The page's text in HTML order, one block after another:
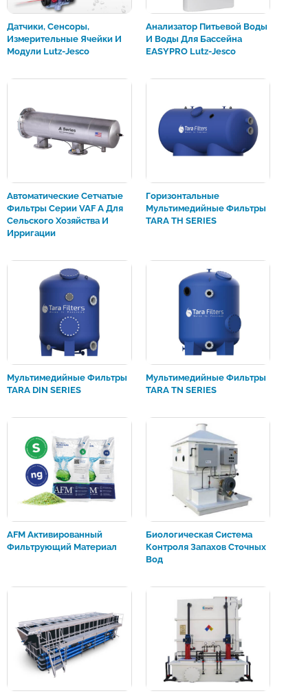
Датчики, Сенсоры,
Измерительные Ячейки И
Модули Lutz-Jesco
Анализатор Питьевой Воды
И Воды Для Бассейна
EASYPRO Lutz-Jesco
Автоматические Сетчатые
Фильтры Серии VAF A Для
Сельского Хозяйства И
Ирригации
Горизонтальные
Мультимедийные Фильтры
TARA TH SERIES
Мультимедийные Фильтры
TARA DIN SERIES
Мультимедийные Фильтры
TARA TN SERIES
AFM Активированный
Фильтрующий Материал
Биологическая Система
Контроля Запахов Сточных
Вод